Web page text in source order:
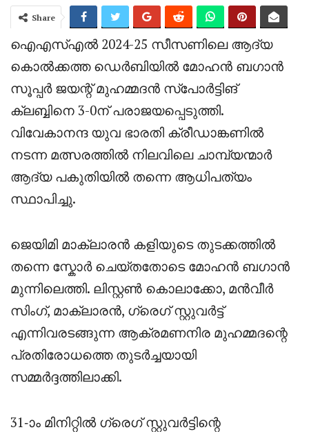
Share
ഐഎസ്എൽ 2024-25 സീസണിലെ ആദ്യ
കൊൽക്കത്ത ഡെർബിയിൽ മോഹൻ ബഗാൻ
സൂപ്പർ ജയന്റ് മുഹമ്മദൻ സ്പോർട്ടിങ്
ക്ലബ്ബിനെ 3-0ന് പരാജയപ്പെടുത്തി.
വിവേകാനന്ദ യുവ ഭാരതി ക്രീഡാങ്കണിൽ
നടന്ന മത്സരത്തിൽ നിലവിലെ ചാമ്പ്യന്മാർ
ആദ്യ പകുതിയിൽ തന്നെ ആധിപത്യം
സ്ഥാപിച്ചു.
ജെയിമി മാക്‌ലാരൻ കളിയുടെ തുടക്കത്തിൽ
തന്നെ സ്കോർ ചെയ്തതോടെ മോഹൻ ബഗാൻ
മുന്നിലെത്തി. ലിസ്റ്റൺ കൊലാക്കോ, മൻവീർ
സിംഗ്, മാക്‌ലാരൻ, ഗ്രെഗ് സ്റ്റുവർട്ട്
എന്നിവരടങ്ങുന്ന ആക്രമണനിര മുഹമ്മദന്റെ
പ്രതിരോധത്തെ തുടർച്ചയായി
സമ്മർദ്ദത്തിലാക്കി.
31-ാം മിനിറ്റിൽ ഗ്രെഗ് സ്റ്റുവർട്ടിന്റെ